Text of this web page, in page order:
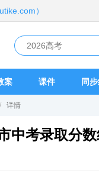
）
案 课件 同
/ 详情
中考录取分